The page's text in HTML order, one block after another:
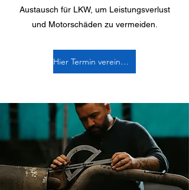
Austausch für LKW, um Leistungsverlust
und Motorschäden zu vermeiden.
Hier Termin vereinbaren